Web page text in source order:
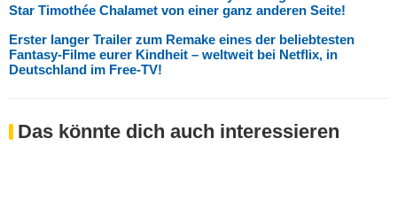
Star Timothée Chalamet von einer ganz anderen Seite!
Erster langer Trailer zum Remake eines der beliebtesten
Fantasy-Filme eurer Kindheit – weltweit bei Netflix, in
Deutschland im Free-TV!
Das könnte dich auch interessieren